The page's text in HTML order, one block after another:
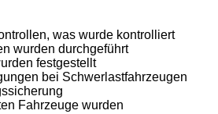
was wurde kontrolliert
wurden durchgeführt
festgestellt
bei Schwerlastfahrzeugen
Fahrzeuge wurden